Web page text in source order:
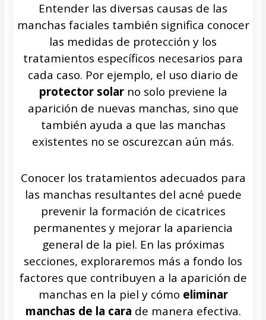
Entender las diversas causas de las
manchas faciales también significa conocer
las medidas de protección y los
tratamientos específicos necesarios para
cada caso. Por ejemplo, el uso diario de
protector solarno solo previene la
aparición de nuevas manchas, sino que
también ayuda a que las manchas
existentes no se oscurezcan aún más.
Conocer los tratamientos adecuados para
las manchas resultantes del acné puede
prevenir la formación de cicatrices
permanentes y mejorar la apariencia
general de la piel. En las próximas
secciones, exploraremos más a fondo los
factores que contribuyen a la aparición de
manchas en la piel y cómo eliminar
manchas de la cara de manera efectiva.